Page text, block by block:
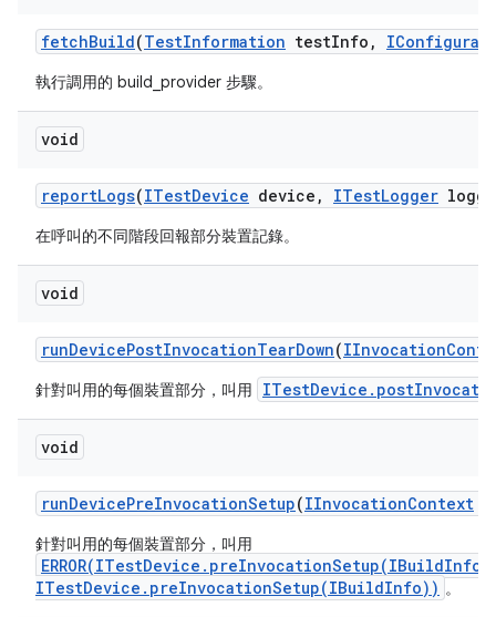
fetchBuild(TestInformation testInfo ,
執行調用的 build_provider 步驟。
void
reportLogs(ITestDevice device , ITestLogger
在呼叫的不同階段回報部分裝置記錄。
void
runDevicePostInvocationTearDown(IInvocation
針對叫用的每個裝置部分，叫用
void
runDevicePreInvocationSetup(IInvocationContext
針對叫用的每個裝置部分，叫用
ITestDevice.preInvocationSetup(IBuildInfo)) 。